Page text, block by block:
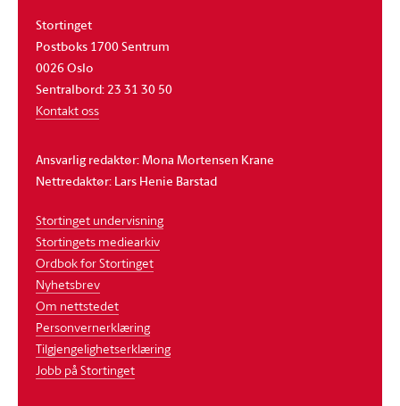
Stortinget
Postboks 1700 Sentrum
0026 Oslo
Sentralbord: 23 31 30 50
Kontakt oss
Ansvarlig redaktør: Mona Mortensen Krane
Nettredaktør: Lars Henie Barstad
Stortinget undervisning
Stortingets mediearkiv
Ordbok for Stortinget
Nyhetsbrev
Om nettstedet
Personvernerklæring
Tilgjengelighetserklæring
Jobb på Stortinget